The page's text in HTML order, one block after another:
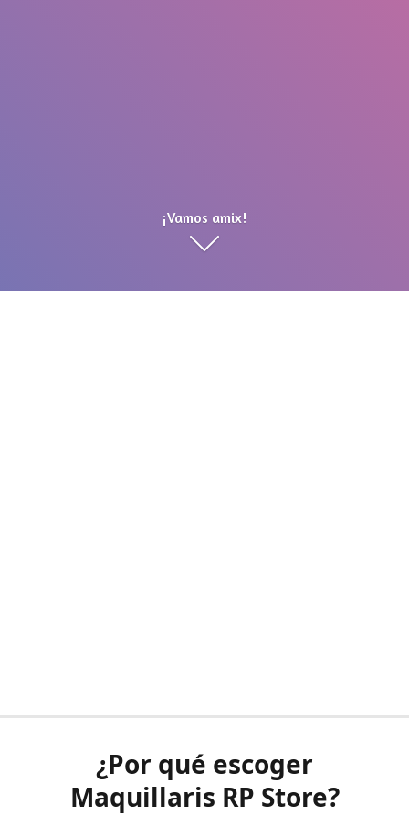
¡Vamos amix!
¿Por qué escoger
Maquillaris RP Store?